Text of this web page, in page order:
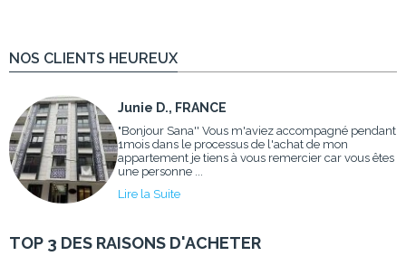
NOS CLIENTS HEUREUX
Junie D., FRANCE
"Bonjour Sana'' Vous m'aviez accompagné pendant
1mois dans le processus de l'achat de mon
appartement je tiens à vous remercier car vous êtes
une personne ...
Lire la Suite
TOP 3 DES RAISONS D'ACHETER